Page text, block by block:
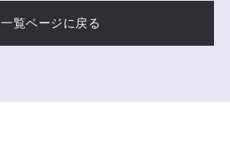
一覧ページに戻る